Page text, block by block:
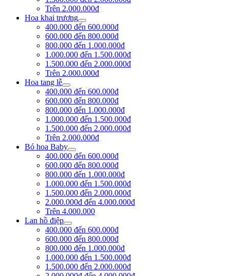
Trên 2.000.000đ
Hoa khai trương
400.000 đến 600.000đ
600.000 đến 800.000đ
800.000 đến 1.000.000đ
1.000.000 đến 1.500.000đ
1.500.000 đến 2.000.000đ
Trên 2.000.000đ
Hoa tang lễ
400.000 đến 600.000đ
600.000 đến 800.000đ
800.000 đến 1.000.000đ
1.000.000 đến 1.500.000đ
1.500.000 đến 2.000.000đ
Trên 2.000.000đ
Bó hoa Baby
400.000 đến 600.000đ
600.000 đến 800.000đ
800.000 đến 1.000.000đ
1.000.000 đến 1.500.000đ
1.500.000 đến 2.000.000đ
2.000.000đ đến 4.000.000đ
Trên 4.000.000
Lan hồ điệp
400.000 đến 600.000đ
600.000 đến 800.000đ
800.000 đến 1.000.000đ
1.000.000 đến 1.500.000đ
1.500.000 đến 2.000.000đ